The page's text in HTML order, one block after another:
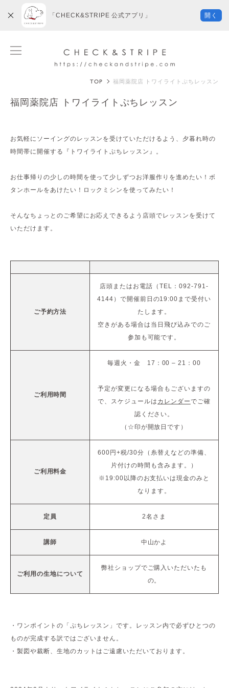
TOP 福岡薬院店 トワイライトぷちレッスン
福岡薬院店 トワイライトぷちレッスン
お気軽にソーイングのレッスンを受けていただけるよう、夕暮れ時の
時間帯に開催する『トワイライトぷちレッスン』。
お仕事帰りの少しの時間を使って少しずつお洋服作りを進めたい！ボ
タンホールをあけたい！ロックミシンを使ってみたい！
そんなちょっとのご希望にお応えできるよう店頭でレッスンを受けて
いただけます。
ご予約方法
店頭またはお電話（TEL：092-791-
4144）で開催前日の19:00まで受付い
たします。
空きがある場合は当日飛び込みでのご
参加も可能です。
ご利用時間
毎週火・金 17：00 – 21：00
予定が変更になる場合もございますの
で、スケジュールは カレンダーでご確
認ください。
（☆印が開放日です）
ご利用料金
600円+税/30分（糸替えなどの準備、
片付けの時間も含みます。）
※19:00以降のお支払いは現金のみと
なります。
定員 2名さま
講師 中山かよ
ご利用の生地について
弊社ショップでご購入いただいたも
の。
・ワンポイントの「ぷちレッスン」です。レッスン内で必ずひとつの
ものが完成する訳ではございません。
・製図や裁断、生地のカットはご遠慮いただいております。
「CHECK&STRIPE 公式アプリ」 開く